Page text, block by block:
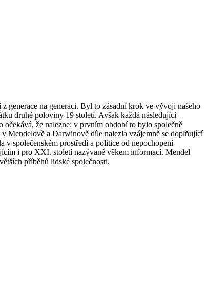
generace na generaci. Byl to zásadní krok ve vývoji našeho
druhé poloviny 19 století. Avšak každá následující
očekává, že nalezne: v prvním období to bylo společně
Mendelově a Darwinově díle nalezla vzájemně se doplňující
společenském prostředí a politice od nepochopení
i pro XXI. století nazývané věkem informací. Mendel
příběhů lidské společnosti.